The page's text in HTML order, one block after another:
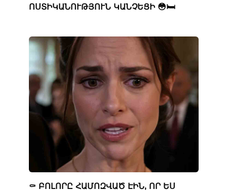
ՈՍՏԻԿԱՆՈՒԹՅՈՒՆ ԿԱՆՉԵՑԻ 😳🛏️
⚰️ ԲՈԼՈՐԸ ՀԱՄՈԶՎԱԾ ԷԻՆ, ՈՐ ԵՍ